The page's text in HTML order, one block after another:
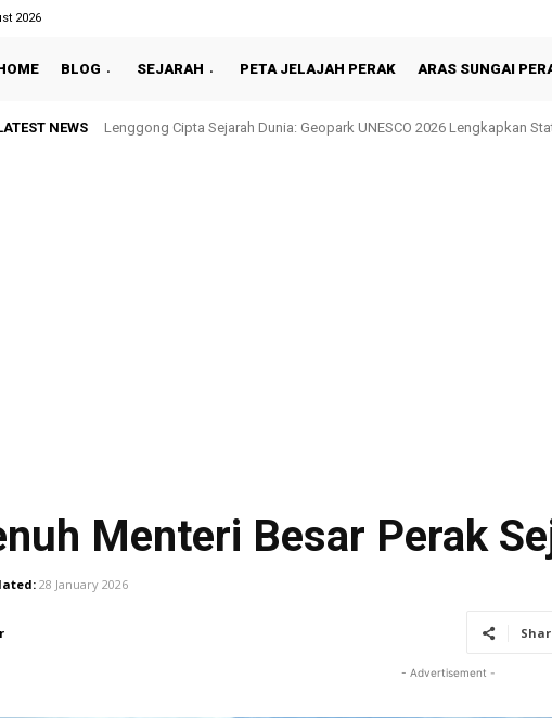
2026
BLOG SEJARAH PETA JELAJAH PERAK ARAS SUNGAI
NEWSLenggong Cipta Sejarah Dunia: Geopark UNESCO 2026 Lengkapkan
Sultan Nazrin Shah Berbuka Puasa Bersama Rakyat di Behrang Stesen
Menteri Besar Perak
28 January 2026
- Advertisement -